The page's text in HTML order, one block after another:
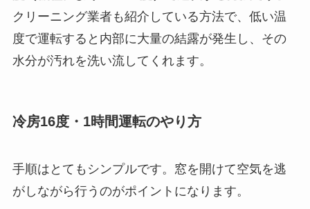
クリーニング業者も紹介している方法で、低い温
度で運転すると内部に大量の結露が発生し、その
水分が汚れを洗い流してくれます。
冷房16度・1時間運転のやり方
手順はとてもシンプルです。窓を開けて空気を逃
がしながら行うのがポイントになります。